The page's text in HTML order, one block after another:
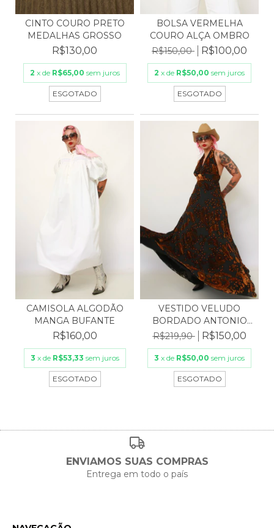
CINTO COURO PRETO
MEDALHAS GROSSO
R$130,00
2 x de R$65,00 sem juros
ESGOTADO
BOLSA VERMELHA
COURO ALÇA OMBRO
R$150,00
R$100,00
2 x de R$50,00 sem juros
ESGOTADO
CAMISOLA ALGODÃO
MANGA BUFANTE
R$160,00
3 x de R$53,33 sem juros
ESGOTADO
VESTIDO VELUDO
BORDADO ANTONIO
FILHO
R$219,90 R$150,00
3 x de R$50,00 sem juros
ESGOTADO
ENVIAMOS SUAS COMPRAS
Entrega em todo o país